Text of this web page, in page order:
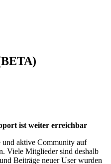
ist weiter erreichbar
und aktive Community auf
Viele Mitglieder sind deshalb
Beiträge neuer User wurden